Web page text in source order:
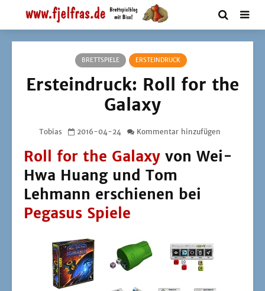
BRETTSPIELE ERSTEINDRUCK
Ersteindruck: Roll for the
Galaxy
Tobias 2016-04-24 Kommentar hinzufügen
Roll for the Galaxy von Wei-
Hwa Huang und Tom
Lehmann erschienen bei
Pegasus Spiele